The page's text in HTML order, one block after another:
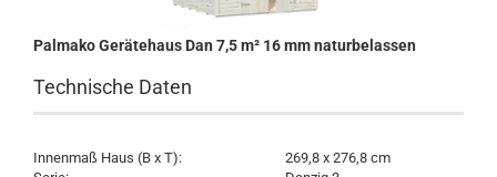
Palmako Gerätehaus Dan 7,5 m² 16 mm naturbelassen
Technische Daten
Innenmaß Haus (B x T):
269,8 x 276,8 cm